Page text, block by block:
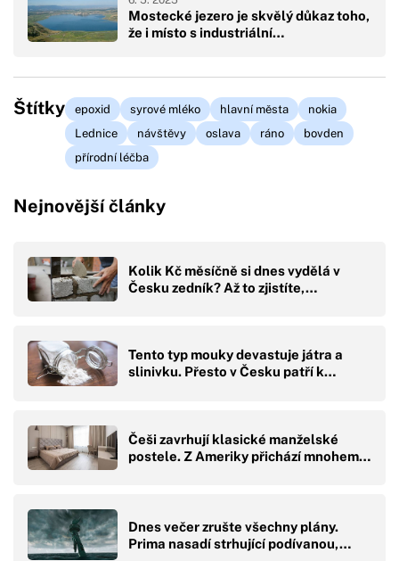
Mostecké jezero je skvělý důkaz toho,
že i místo s industriální…
Štítky epoxid syrové mléko hlavní města
nokia
Lednice
návštěvy oslava ráno
bovden
přírodní léčba
Nejnovější články
Kolik Kč měsíčně si dnes vydělá v
Česku zedník? Až to zjistíte,…
Tento typ mouky devastuje játra a
slinivku. Přesto v Česku patří k…
Češi zavrhují klasické manželské
postele. Z Ameriky přichází mnohem…
Dnes večer zrušte všechny plány.
Prima nasadí strhující podívanou,…